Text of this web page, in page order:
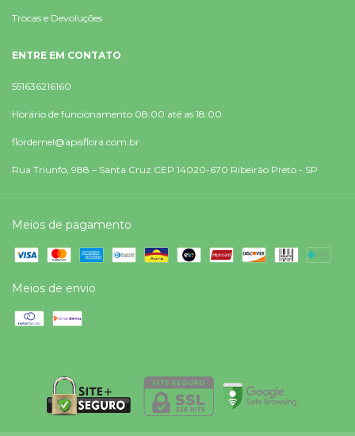
Trocas e Devoluções
ENTRE EM CONTATO
551636216160
Horário de funcionamento 08:00 até as 18:00
flordemel@apisflora.com.br
Rua Triunfo, 988 – Santa Cruz CEP 14020-670 Ribeirão Preto - SP
Meios de pagamento
Meios de envio